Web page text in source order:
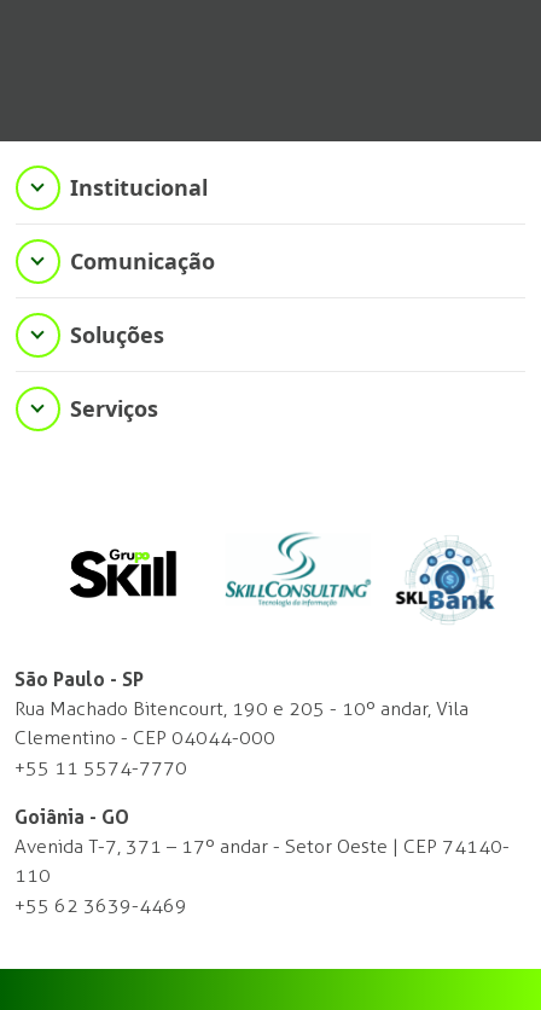
Institucional
Comunicação
Soluções
Serviços
São Paulo - SP
Rua Machado Bitencourt, 190 e 205 - 10º andar, Vila
Clementino - CEP 04044-000
+55 11 5574-7770
Goiânia - GO
Avenida T-7, 371 – 17º andar - Setor Oeste | CEP 74140-
110
+55 62 3639-4469